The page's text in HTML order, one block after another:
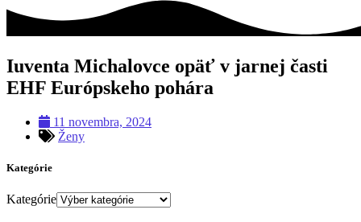
Iuventa Michalovce opäť v jarnej časti
EHF Európskeho pohára
11 novembra, 2024
Ženy
Kategórie
Kategórie